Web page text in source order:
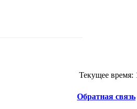
Текущее время:
Обратная связь